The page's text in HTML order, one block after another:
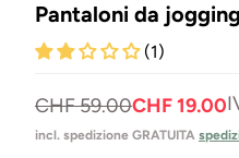
Pantaloni da
(1)
CHF 59.00CHF 19.00
incl. spedizione GRATUITA